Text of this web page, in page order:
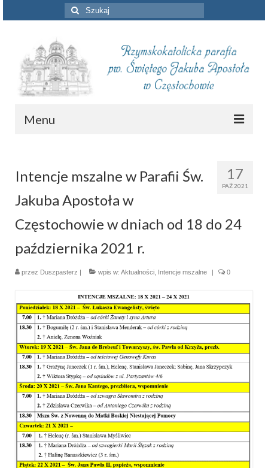
Szuklaj
w:
Menu
Intencje mszalne
Informacje duszpasterskie
Piszą o nas
Remont kościoła
Parafia
Historia
Duszpasterze
Nasz patron
Kościół Rektoracki
Vademecum
Wspólnoty parafialne
Katecheza parafialna
17
PAŹ 2021
Intencje mszalne w Parafii Św.
Jakuba Apostoła w
Częstochowie w dniach od 18 do 24
października 2021 r.
przez Duszpasterz wpis w: Aktualności Intencje mszalne 0